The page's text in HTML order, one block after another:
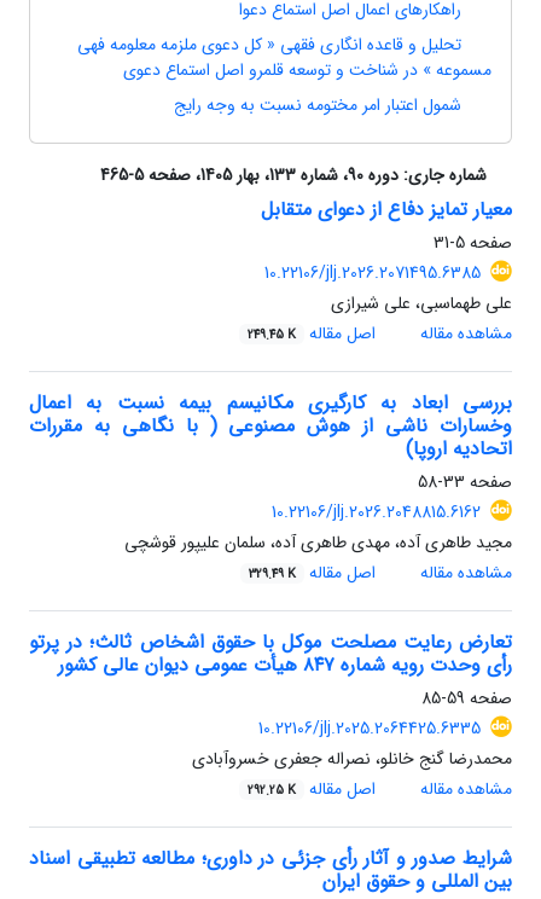
راهکارهای اعمال اصل استماع دعوا
تحلیل و قاعده انگاری فقهی « کل دعوی ملزمه معلومه فهی
مسموعه » در شناخت و توسعه قلمرو اصل استماع دعوی
شمول اعتبار امر مختومه نسبت به وجه رایج
شماره جاری:دوره 90، شماره 133، بهار 1405، صفحه 5-465
معیار تمایز دفاع از دعوای متقابل
صفحه5-31
10.22106/jlj.2026.2071495.6385
علی طهماسبی، علی شیرازی
مشاهده مقاله
اصل مقاله 249.45 K
بررسی ابعاد به کارگیری مکانیسم بیمه نسبت به اعمال
وخسارات ناشی از هوش مصنوعی ( با نگاهی به مقررات
اتحادیه اروپا)
صفحه 33-58
10.22106/jlj.2026.2048815.6162
مجید طاهری آده، مهدی طاهری آده، سلمان علیپور قوشچی
مشاهده مقاله
اصل مقاله 329.49 K
تعارض رعایت مصلحت موکل با حقوق اشخاص ثالث؛ در پرتو
رأی وحدت رویه شماره ۸۴۷ هیأت عمومی دیوان عالی کشور
صفحه 59-85
10.22106/jlj.2025.2064425.6335
محمدرضا گنج خانلو، نصراله جعفری خسروآبادی
مشاهده مقاله
اصل مقاله 292.25 K
شرایط صدور و آثار رأی جزئی در داوری؛ مطالعه تطبیقی اسناد
بین المللی و حقوق ایران